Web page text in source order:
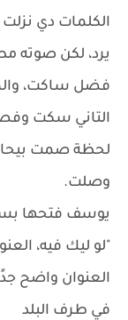
الكلمات دي
يرد، لكن
فضل ساكت،
التاني سكت
لحظة صمت
وصلت.
يوسف فتحها
"لو ليك فيه،
العنوان واضح
في طرف البلد